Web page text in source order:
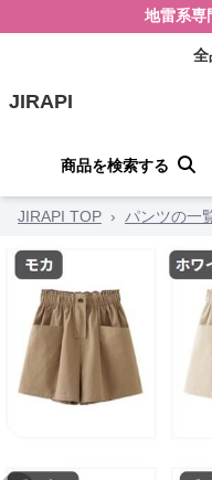
地雷系専
全
JIRAPI
商品を検索する
JIRAPI TOP › パンツの一